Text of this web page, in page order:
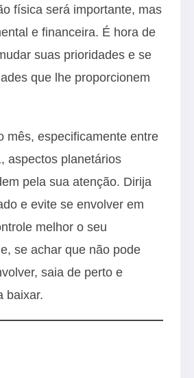
física será importante, mas
e financeira. É hora de
suas prioridades e se
que lhe proporcionem
mês, especificamente entre
aspectos planetários
pela sua atenção. Dirija
e evite se envolver em
melhor o seu
se achar que não pode
saia de perto e
baixar.